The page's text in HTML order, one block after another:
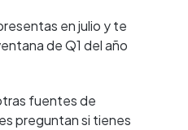
en julio y te
de Q1 del año
fuentes de
preguntan si tienes